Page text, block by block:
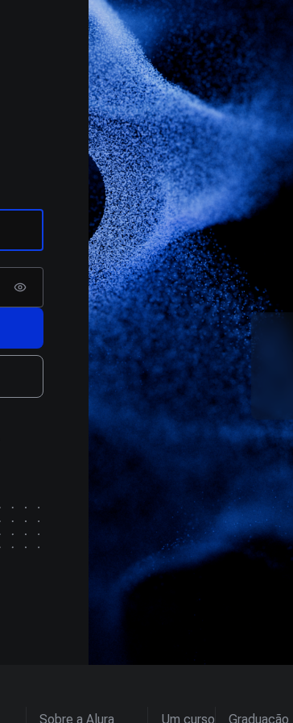
Sobre a Alura Um curso Graduação